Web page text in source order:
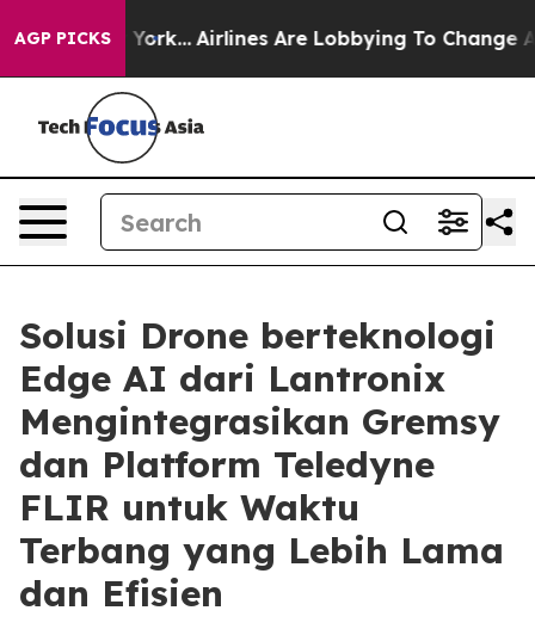
AGP PICKS
York... Airlines Are Lobbying To Change Airfare
Solusi Drone berteknologi
Edge AI dari Lantronix
Mengintegrasikan Gremsy
dan Platform Teledyne
FLIR untuk Waktu
Terbang yang Lebih Lama
dan Efisien